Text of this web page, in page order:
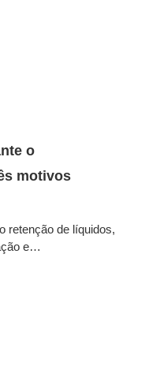
o
motivos
retenção de líquidos,
e…